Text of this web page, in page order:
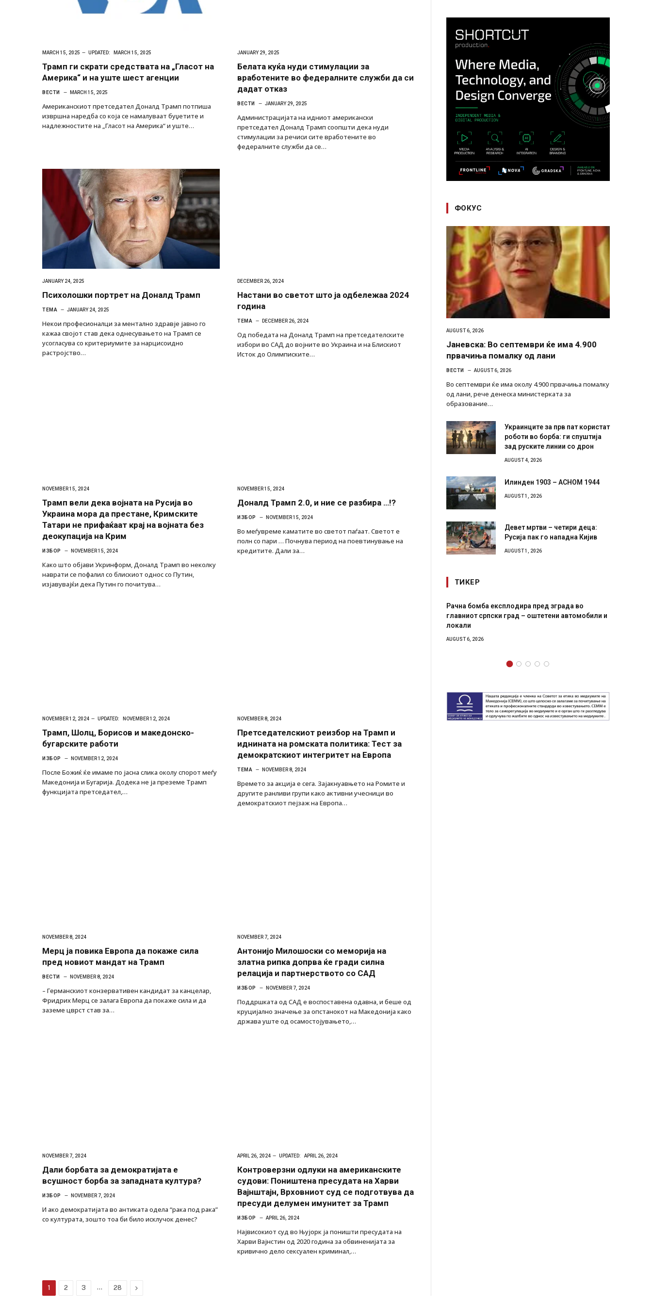
MARCH 15, 2025 UPDATED: MARCH 15, 2025
Трамп ги скрати средствата на „Гласот на
Америка“ и на уште шест агенции
ВЕСТИ MARCH 15, 2025
Американскиот претседател Доналд Трамп потпиша
извршна наредба со која се намалуваат буџетите и
надлежностите на „Гласот на Америка“ и уште…
JANUARY 29, 2025
Белата куќа нуди стимулации за
вработените во федералните служби да си
дадат отказ
ВЕСТИ JANUARY 29, 2025
Администрацијата на идниот американски
претседател Доналд Трамп соопшти дека нуди
стимулации за речиси сите вработените во
федералните служби да се…
JANUARY 24, 2025
Психолошки портрет на Доналд Трамп
ТЕМА JANUARY 24, 2025
Некои професионалци за ментално здравје јавно го
кажаа својот став дека однесувањето на Трамп се
усогласува со критериумите за нарцисоидно
растројство…
DECEMBER 26, 2024
Настани во светот што ја одбележаа 2024
година
ТЕМА DECEMBER 26, 2024
Од победата на Доналд Трамп на претседателските
избори во САД до војните во Украина и на Блискиот
Исток до Олимписките…
NOVEMBER 15, 2024
Трамп вели дека војната на Русија во
Украина мора да престане, Кримските
Татари не прифаќаат крај на војната без
деокупација на Крим
ИЗБОР NOVEMBER 15, 2024
Како што објави Укринформ, Доналд Трамп во неколку
наврати се пофалил со блискиот однос со Путин,
изјавувајќи дека Путин го почитува…
NOVEMBER 15, 2024
Доналд Трамп 2.0, и ние се разбира …!?
ИЗБОР NOVEMBER 15, 2024
Во меѓувреме каматите во светот паѓаат. Светот е
полн со пари … Почнува период на поевтинување на
кредитите. Дали за…
NOVEMBER 12, 2024 UPDATED: NOVEMBER 12, 2024
Трамп, Шолц, Борисов и македонско-
бугарските работи
ИЗБОР NOVEMBER 12, 2024
После Божиќ ќе имаме по јасна слика околу спорот меѓу
Македонија и Бугарија. Додека не ја преземе Трамп
функцијата претседател,…
NOVEMBER 8, 2024
Претседателскиот реизбор на Трамп и
иднината на ромската политика: Тест за
демократскиот интегритет на Европа
ТЕМА NOVEMBER 8, 2024
Времето за акција е сега. Зајакнуавњето на Ромите и
другите ранливи групи како активни учесници во
демократскиот пејзаж на Европа…
NOVEMBER 8, 2024
Мерц ја повика Европа да покаже сила
пред новиот мандат на Трамп
ВЕСТИ NOVEMBER 8, 2024
– Германскиот конзервативен кандидат за канцелар,
Фридрих Мерц се залага Европа да покаже сила и да
заземе цврст став за…
NOVEMBER 7, 2024
Антонијо Милошоски со меморија на
златна рипка допрва ќе гради силна
релација и партнерството со САД
ИЗБОР NOVEMBER 7, 2024
Поддршката од САД е воспоставена одавна, и беше од
круцијално значење за опстанокот на Македонија како
држава уште од осамостојувањето,…
NOVEMBER 7, 2024
Дали борбата за демократијата е
всушност борба за западната култура?
ИЗБОР NOVEMBER 7, 2024
И ако демократијата во антиката одела “рака под рака”
со културата, зошто тоа би било исклучок денес?
APRIL 26, 2024 UPDATED: APRIL 26, 2024
Контроверзни одлуки на американските
судови: Поништена пресудата на Харви
Вајнштајн, Врховниот суд се подготвува да
пресуди делумен имунитет за Трамп
ИЗБОР APRIL 26, 2024
Највисокиот суд во Њујорк ја поништи пресудата на
Харви Вајнстин од 2020 година за обвиненијата за
кривично дело сексуален криминал,…
1 2 3 … 28 Next
Јаневска: Во септември ќе има 4.900
првачиња помалку од лани
ВЕСТИ
Во септември ќе има околу 4.900 првачиња помалку
од лани, рече денеска министерката за
образование…
роботи во борба: ги спуштија
зад руските линии со дрон
AUGUST 4, 2026
AUGUST 1, 2026
Русија пак го нападна Кијив
AUGUST 1, 2026
11-месечна воена
AUGUST 4, 2026